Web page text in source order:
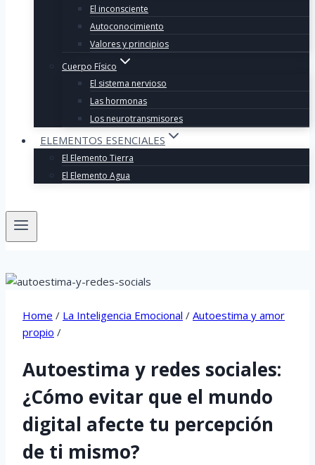
El inconsciente
Autoconocimiento
Valores y principios
Cuerpo Físico
El sistema nervioso
Las hormonas
Los neurotransmisores
ELEMENTOS ESENCIALES
El Elemento Tierra
El Elemento Agua
Home / La Inteligencia Emocional / Autoestima y amor
propio /
Autoestima y redes sociales:
¿Cómo evitar que el mundo
digital afecte tu percepción
de ti mismo?